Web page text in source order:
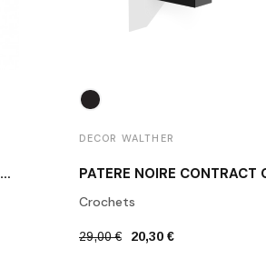
PORTE-PAPIER TOILETTE CHROME POLI BA TPH1
DECOR WALTHER
Crochets
29,00 € 20,30 €